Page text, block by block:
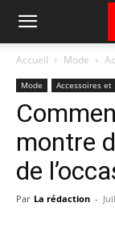
Accueil Mode
Mode Accessoires et
montre
de
Par La rédaction -